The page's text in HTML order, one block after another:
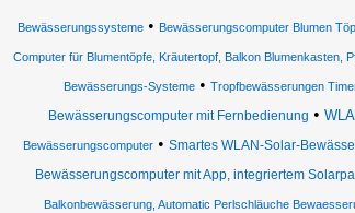
Bewässerungssysteme • Bewässerungscomputer Blumen
Computer für Blumentöpfe, Kräutertopf, Balkon Blumenkasten,
Bewässerungs-Systeme• Tropfbewässerungen
Bewässerungscomputer mit Fernbedienung •
Bewässerungscomputer• Smartes WLAN-Solar-
Bewässerungscomputer mit App, integriertem
Balkonbewässerung, Automatic Perlschläuche